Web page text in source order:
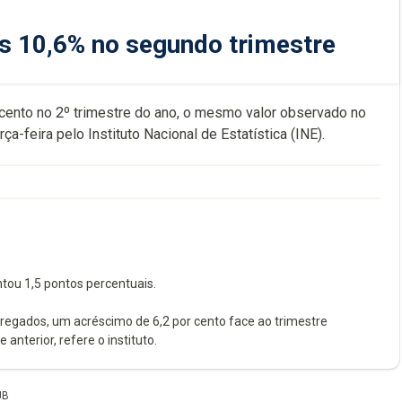
10,6% no segundo trimestre
no 2º trimestre do ano, o mesmo valor observado no
feira pelo Instituto Nacional de Estatística (INE).
1,5 pontos percentuais.
um acréscimo de 6,2 por cento face ao trimestre
anterior, refere o instituto.